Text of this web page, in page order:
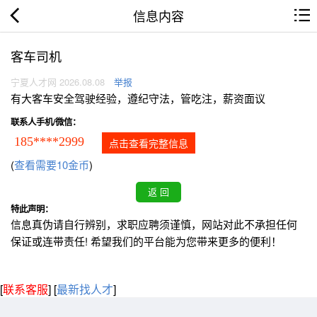
信息内容
客车司机
宁夏人才网 2026.08.08 举报
有大客车安全驾驶经验，遵纪守法，管吃注，薪资面议
联系人手机/微信：
185****2999 点击查看完整信息
(查看需要10金币)
特此声明：
信息真伪请自行辨别，求职应聘须谨慎，网站对此不承担任何
保证或连带责任! 希望我们的平台能为您带来更多的便利！
[联系客服] [最新找人才]